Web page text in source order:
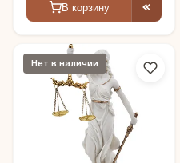
В корзину
Нет в наличии